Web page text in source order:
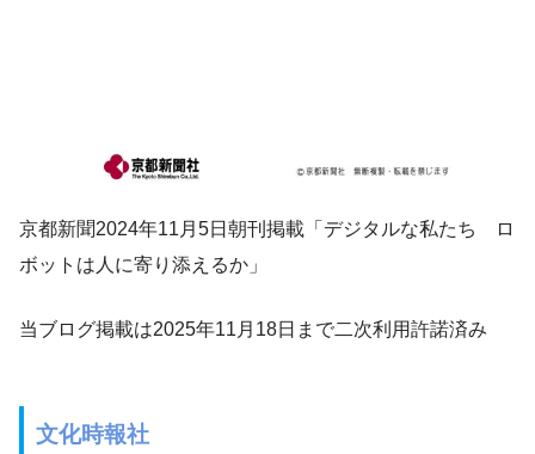
京都新聞2024年11月5日朝刊掲載「 デジタルな私たち ロ
ボットは人に寄り添えるか」
当ブログ掲載は2025年11月18日まで二次利用許諾済み
文化時報社